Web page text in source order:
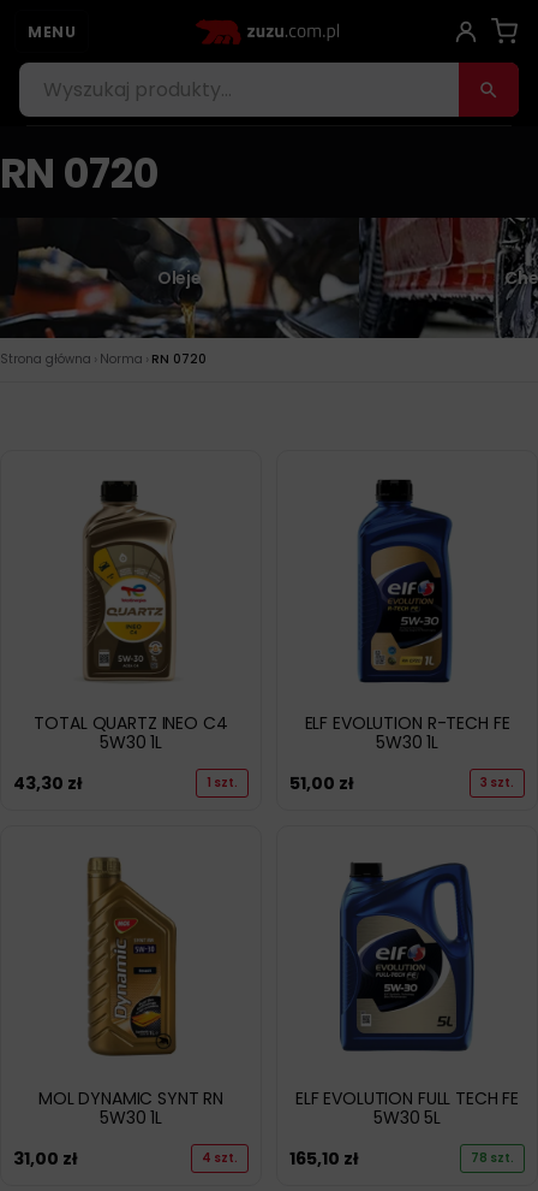
MENU
RN 0720
Oleje
Strona główna › Norma › RN 0720
TOTAL QUARTZ INEO C4
5W30 1L
43,30 zł 1 szt.
ELF EVOLUTION R-TECH FE
5W30 1L
51,00 zł 3 szt.
MOL DYNAMIC SYNT RN
5W30 1L
31,00 zł 4 szt.
ELF EVOLUTION FULL TECH FE
5W30 5L
165,10 zł 78 szt.